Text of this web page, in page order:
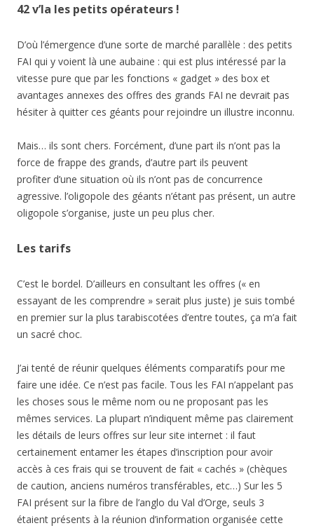
42 v’la les petits opérateurs !
D’où l’émergence d’une sorte de marché parallèle : des petits
FAI qui y voient là une aubaine : qui est plus intéressé par la
vitesse pure que par les fonctions « gadget » des box et
avantages annexes des offres des grands FAI ne devrait pas
hésiter à quitter ces géants pour rejoindre un illustre inconnu.
Mais… ils sont chers. Forcément, d’une part ils n’ont pas la
force de frappe des grands, d’autre part ils peuvent
profiter d’une situation où ils n’ont pas de concurrence
agressive. l’oligopole des géants n’étant pas présent, un autre
oligopole s’organise, juste un peu plus cher.
Les tarifs
C’est le bordel. D’ailleurs en consultant les offres (« en
essayant de les comprendre » serait plus juste) je suis tombé
en premier sur la plus tarabiscotées d’entre toutes, ça m’a fait
un sacré choc.
J’ai tenté de réunir quelques éléments comparatifs pour me
faire une idée. Ce n’est pas facile. Tous les FAI n’appelant pas
les choses sous le même nom ou ne proposant pas les
mêmes services. La plupart n’indiquent même pas clairement
les détails de leurs offres sur leur site internet : il faut
certainement entamer les étapes d’inscription pour avoir
accès à ces frais qui se trouvent de fait « cachés » (chèques
de caution, anciens numéros transférables, etc…) Sur les 5
FAI présent sur la fibre de l’anglo du Val d’Orge, seuls 3
étaient présents à la réunion d’information organisée cette